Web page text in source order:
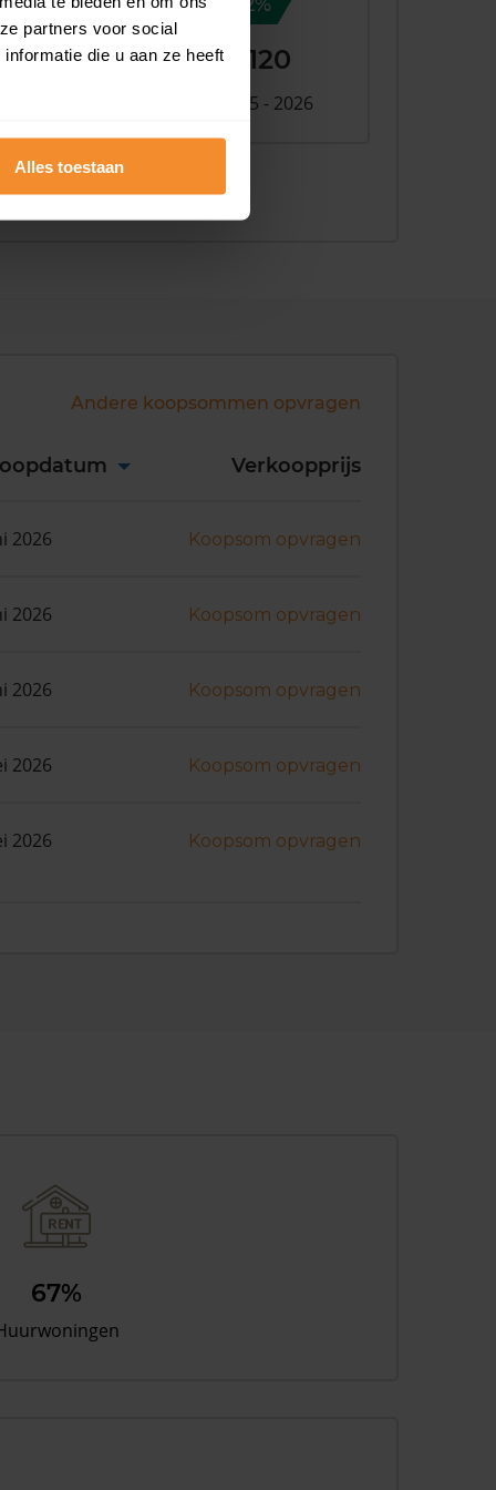
partners voor social
die u aan ze heeft
Alles toestaan
+ €51.120
Verschil 2025 - 2026
Andere koopsommen opvragen
Verkoopprijs
2026 Koopsom opvragen
2026 Koopsom opvragen
2026 Koopsom opvragen
2026 Koopsom opvragen
2026 Koopsom opvragen
67%